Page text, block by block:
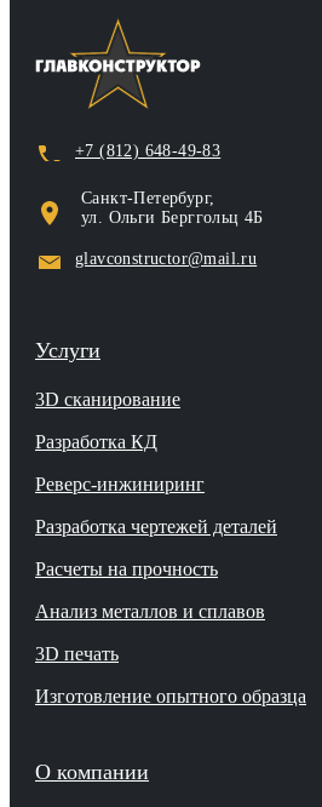
+7 (812) 648-49-83
Санкт‑Петербург,
ул. Ольги Берггольц 4Б
glavconstructor@mail.ru
Услуги
3D сканирование
Разработка КД
Реверс-инжиниринг
Разработка чертежей деталей
Расчеты на прочность
Анализ металлов и сплавов
3D печать
Изготовление опытного образца
О компании